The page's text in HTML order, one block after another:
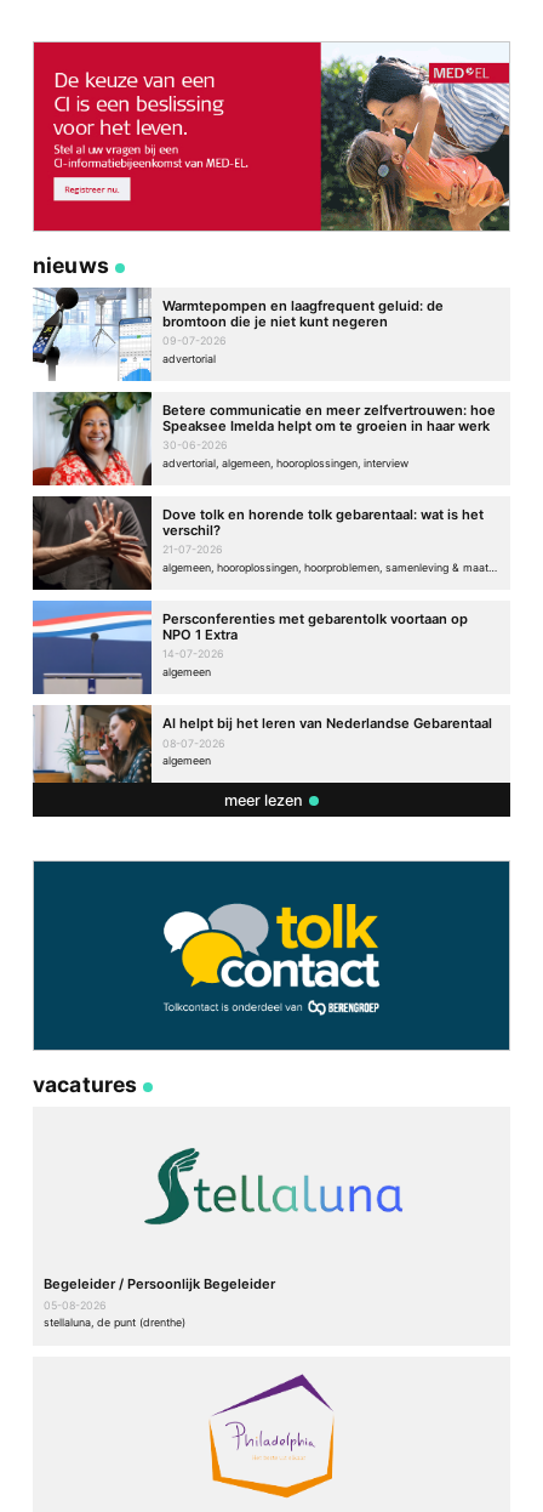
nieuws
Warmtepompen en laagfrequent geluid: de
bromtoon die je niet kunt negeren
09-07-2026
advertorial
Betere communicatie en meer zelfvertrouwen: hoe
Speaksee Imelda helpt om te groeien in haar werk
30-06-2026
advertorial, algemeen, hooroplossingen, interview
Dove tolk en horende tolk gebarentaal: wat is het
verschil?
21-07-2026
Persconferenties met gebarentolk voortaan op
NPO 1 Extra
14-07-2026
algemeen
AI helpt bij het leren van Nederlandse Gebarentaal
08-07-2026
algemeen
meer lezen
vacatures
Begeleider / Persoonlijk Begeleider
05-08-2026
stellaluna, de punt (drenthe)